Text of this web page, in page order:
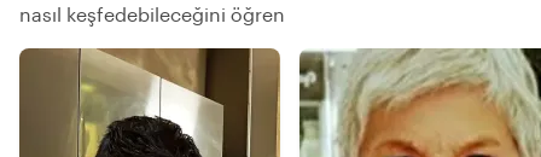
nasıl keşfedebileceğini öğren